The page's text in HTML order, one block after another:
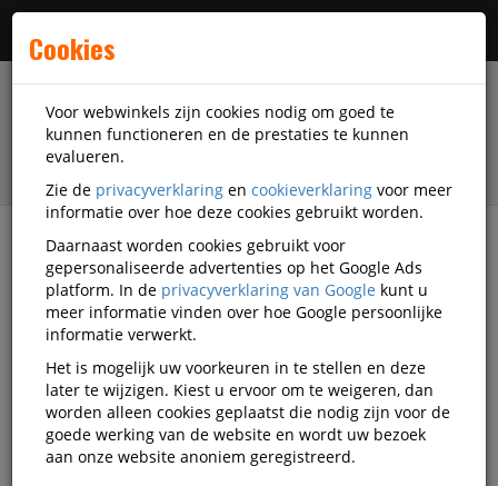
filter
Printer supplies
Printer linten en toebehoren
PSI
PSI printer linten en
toebehoren
Cookies
Voor webwinkels zijn cookies nodig om goed te
kunnen functioneren en de prestaties te kunnen
evalueren.
Zie de privacyverklaring en cookieverklaring voor meer
informatie over hoe deze cookies gebruikt worden.
Daarnaast worden cookies gebruikt voor
gepersonaliseerde advertenties op het Google Ads
platform. In de privacyverklaring van Google kunt u
meer informatie vinden over hoe Google persoonlijke
informatie verwerkt.
Het is mogelijk uw voorkeuren in te stellen en deze
later te wijzigen. Kiest u ervoor om te weigeren, dan
worden alleen cookies geplaatst die nodig zijn voor de
goede werking van de website en wordt uw bezoek
aan onze website anoniem geregistreerd.